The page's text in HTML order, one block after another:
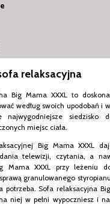
relaksacyjna
Big Mama XXXL to
według swoich upodobań i
najwygodniejsze siedzisko
miejsc ciała.
Big Mama XXXL
telewizji, czytania, a
Mama XXXL przy leżeniu
granulowanego
potrzeba. Sofa relaksacyjna
niej w pełni wypoczniesz i